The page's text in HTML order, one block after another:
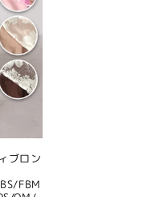
ブロン
FBM